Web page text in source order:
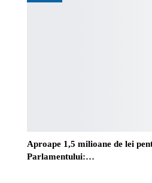
Aproape 1,5 milioane de lei
Parlamentului:…